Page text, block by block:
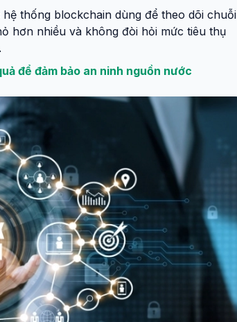
hệ thống blockchain dùng để theo dõi chuỗi
hơn nhiều và không đòi hỏi mức tiêu thụ
để đảm bảo an ninh nguồn nước